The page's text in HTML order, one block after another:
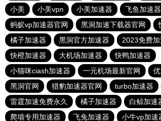
小美
小美vpn 小美加速器 飞鱼加速器
蚂蚁vp加速器官网
黑洞加速下载器官网
橘子加速器
黑洞官方加速器
2023免费
快橙加速器
大机场加速器
快鸭加速器
小猫咪ciash加速器
一元机场最新官网
黑洞官网
猎豹加速器官网 turbo加速器
雷霆加速免费永久
橘子加速器
白鲸加速
爬墙专用加速器
飞兔加速器 小牛vp加速